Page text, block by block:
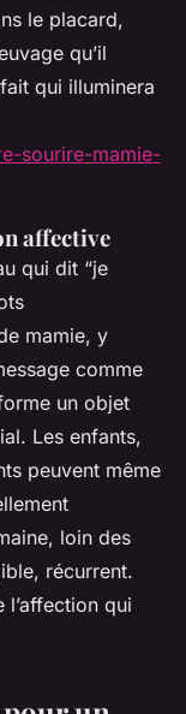
le placard,
qu’il
qui illuminera
sourire-mamie-
affective
qui dit “je
mamie, y
comme
un objet
Les enfants,
peuvent même
loin des
récurrent.
qui